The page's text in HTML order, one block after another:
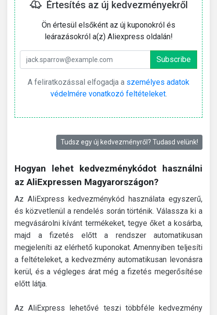
Értesítés az új kedvezményekről
Ön értesül elsőként az új kuponokról és
leárazásokról a(z) Aliexpress oldalán!
A feliratkozással elfogadja a személyes adatok
védelmére vonatkozó feltételeket.
Tudsz egy új kedvezményről? Tudasd velünk!
Hogyan lehet kedvezménykódot használni
az AliExpressen Magyarországon?
Az AliExpress kedvezménykód használata egyszerű,
és közvetlenül a rendelés során történik. Válassza ki a
megvásárolni kívánt termékeket, tegye őket a kosárba,
majd a fizetés előtt a rendszer automatikusan
megjeleníti az elérhető kuponokat. Amennyiben teljesíti
a feltételeket, a kedvezmény automatikusan levonásra
kerül, és a végleges árat még a fizetés megerősítése
előtt látja.
Az AliExpress lehetővé teszi többféle kedvezmény